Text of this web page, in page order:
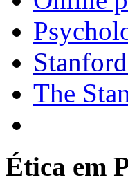
The
Ética em